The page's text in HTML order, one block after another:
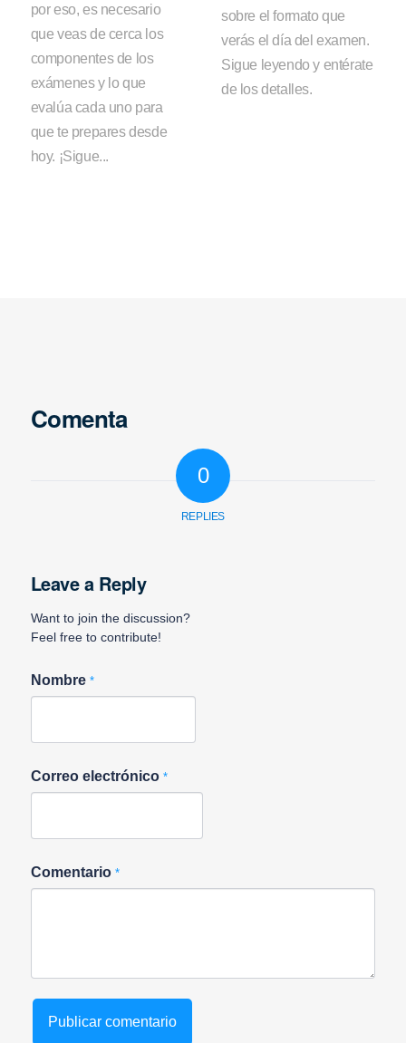
por eso, es necesario
que veas de cerca los
componentes de los
exámenes y lo que
evalúa cada uno para
que te prepares desde
hoy. ¡Sigue...
sobre el formato que
verás el día del examen.
Sigue leyendo y entérate
de los detalles.
Comenta
0
REPLIES
Leave a Reply
Want to join the discussion?
Feel free to contribute!
Nombre *
Correo electrónico *
Comentario *